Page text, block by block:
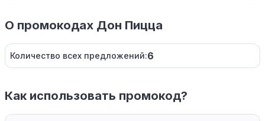
О промокодах Дон Пицца
Количество всех предложений:6
Как использовать промокод?